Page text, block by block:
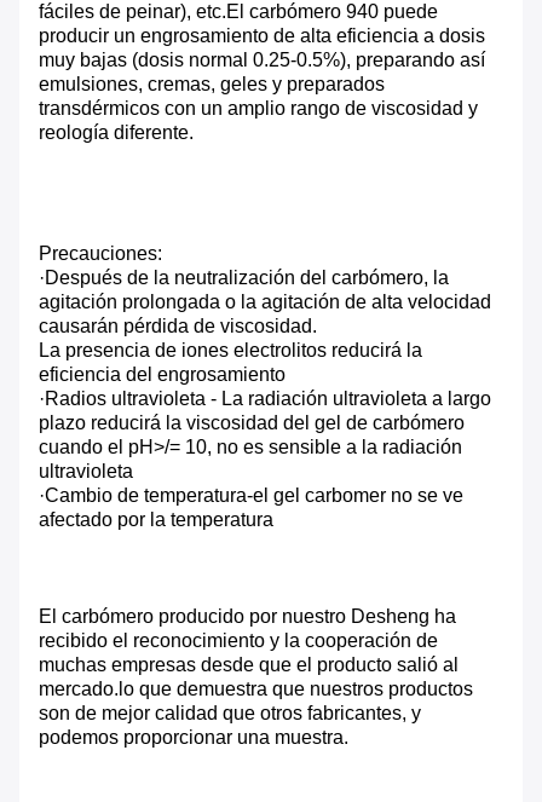
fáciles de peinar), etc.El carbómero 940 puede
producir un engrosamiento de alta eficiencia a dosis
muy bajas (dosis normal 0.25-0.5%), preparando así
emulsiones, cremas, geles y preparados
transdérmicos con un amplio rango de viscosidad y
reología diferente.
Precauciones:
·Después de la neutralización del carbómero, la
agitación prolongada o la agitación de alta velocidad
causarán pérdida de viscosidad.
La presencia de iones electrolitos reducirá la
eficiencia del engrosamiento
·Radios ultravioleta - La radiación ultravioleta a largo
plazo reducirá la viscosidad del gel de carbómero
cuando el pH>/= 10, no es sensible a la radiación
ultravioleta
·Cambio de temperatura-el gel carbomer no se ve
afectado por la temperatura
El carbómero producido por nuestro Desheng ha
recibido el reconocimiento y la cooperación de
muchas empresas desde que el producto salió al
mercado.lo que demuestra que nuestros productos
son de mejor calidad que otros fabricantes, y
podemos proporcionar una muestra.